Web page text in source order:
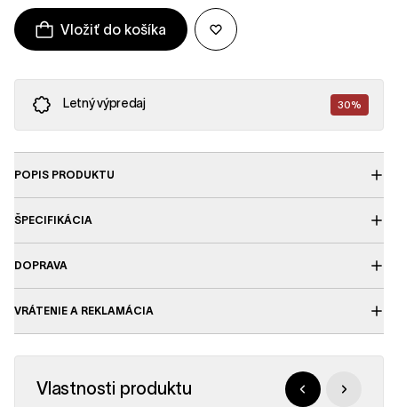
Vložiť do košíka
Letný výpredaj 30%
POPIS PRODUKTU
ŠPECIFIKÁCIA
DOPRAVA
VRÁTENIE A REKLAMÁCIA
Vlastnosti produktu